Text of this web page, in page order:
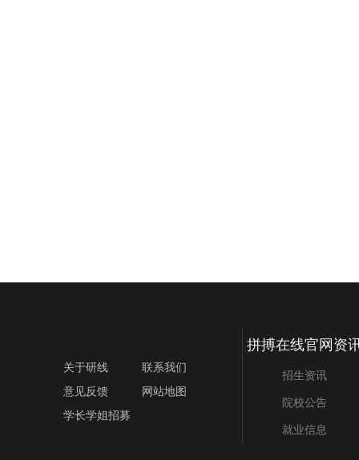
关于研线
联系我们
意见反馈
网站地图
学长学姐招募
拼搏在线官网资
招生资讯
院校公告
就业信息